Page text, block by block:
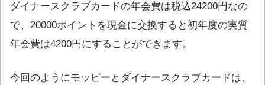
ダイナースクラブカードの年会費は税込24200円なの
で、20000ポイントを現金に交換すると初年度の実質
年会費は4200円にすることができます。
今回のようにモッピーとダイナースクラブカードは、